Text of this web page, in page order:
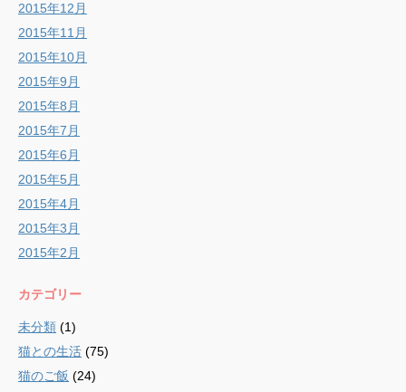
2015年12月
2015年11月
2015年10月
2015年9月
2015年8月
2015年7月
2015年6月
2015年5月
2015年4月
2015年3月
2015年2月
カテゴリー
未分類 (1)
猫との生活 (75)
猫のご飯 (24)